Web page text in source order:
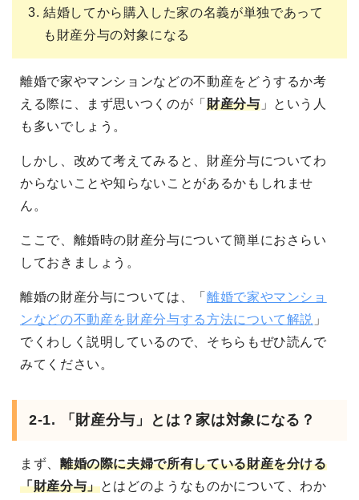
結婚してから購入した家の名義が単独であって
も財産分与の対象になる
離婚で家やマンションなどの不動産をどうするか考
える際に、まず思いつくのが「 財産分与」という人
も多いでしょう。
しかし、改めて考えてみると、財産分与についてわ
からないことや知らないことがあるかもしれませ
ん。
ここで、離婚時の財産分与について簡単におさらい
しておきましょう。
離婚の財産分与については、「 離婚で家やマンショ
ンなどの不動産を財産分与する方法について解説 」
でくわしく説明しているので、そちらもぜひ読んで
みてください。
2-1. 「財産分与」とは？家は対象になる？
まず、 離婚の際に夫婦で所有している財産を分ける
「財産分与」とはどのようなものかについて、わか